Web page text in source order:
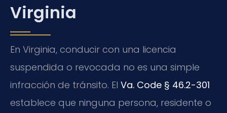
Virginia
En Virginia, conducir con una licencia
suspendida o revocada no es una simple
infracción de tránsito. El Va. Code § 46.2-301
establece que ninguna persona, residente o